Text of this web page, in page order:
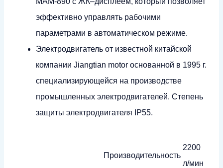
эффективно управлять рабочими
параметрами в автоматическом режиме.
Электродвигатель от известной китайской
компании Jiangtian motor основанной в 1995 г.
специализирующейся на производстве
промышленных электродвигателей. Степень
защиты электродвигателя IP55.
Производительность
2200
л/мин